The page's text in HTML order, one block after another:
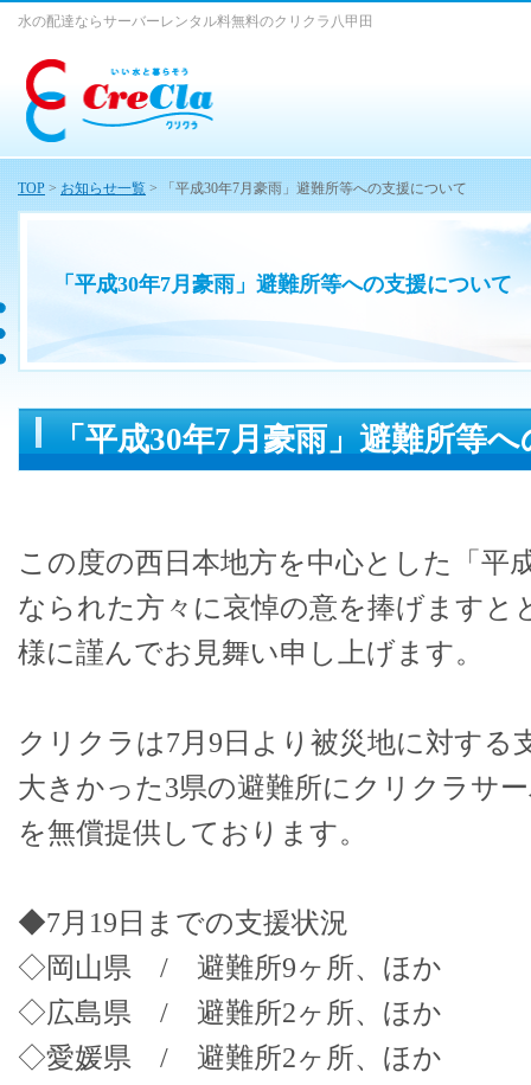
「平成30年7月豪雨」避難所等への支援について
水の配達ならサーバーレンタル料無料のクリクラ八甲田
「平成30年7月豪雨」避難所等
この度の西日本地方を中心とした「平
なられた方々に哀悼の意を捧げますと
様に謹んでお見舞い申し上げます。
クリクラは7月9日より被災地に対する
大きかった3県の避難所にクリクラサ
を無償提供しております。
◆7月19日までの支援状況
◇岡山県 / 避難所9ヶ所、ほか
◇広島県 / 避難所2ヶ所、ほか
◇愛媛県 / 避難所2ヶ所、ほか
TOP > お知らせ一覧 > 「平成30年7月豪雨」避難所等への支援について